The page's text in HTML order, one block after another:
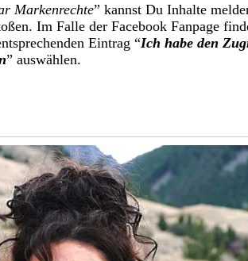
Markenrechte” kannst Du Inhalte
Im Falle der Facebook Fanpage
Eintrag “Ich habe den
” auswählen.